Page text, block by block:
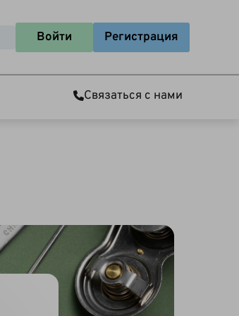
Войти Регистрация
Связаться с нами